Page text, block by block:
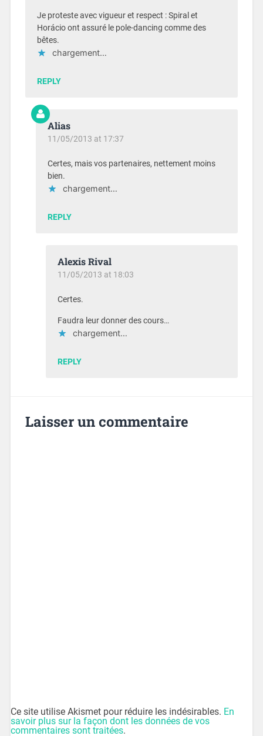
Je proteste avec vigueur et respect : Spiral et
Horácio ont assuré le pole-dancing comme des
bêtes.
chargement…
REPLY
Alias
11/05/2013 at 17:37
Certes, mais vos partenaires, nettement moins
bien.
chargement…
REPLY
Alexis Rival
11/05/2013 at 18:03
Certes.
Faudra leur donner des cours…
chargement…
REPLY
Laisser un commentaire
Ce site utilise Akismet pour réduire les indésirables. En
savoir plus sur la façon dont les données de vos
commentaires sont traitées.